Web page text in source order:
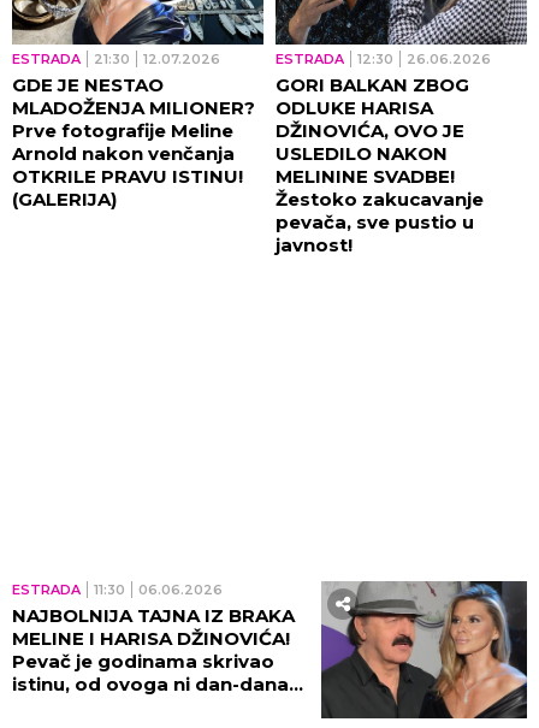
ESTRADA 21:30 12.07.2026
GDE JE NESTAO
MLADOŽENJA MILIONER?
Prve fotografije Meline
Arnold nakon venčanja
OTKRILE PRAVU ISTINU!
(GALERIJA)
ESTRADA 12:30 26.06.2026
GORI BALKAN ZBOG
ODLUKE HARISA
DŽINOVIĆA, OVO JE
USLEDILO NAKON
MELININE SVADBE!
Žestoko zakucavanje
pevača, sve pustio u
javnost!
ESTRADA 11:30 06.06.2026
NAJBOLNIJA TAJNA IZ BRAKA
MELINE I HARISA DŽINOVIĆA!
Pevač je godinama skrivao
istinu, od ovoga ni dan-danas